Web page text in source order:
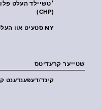
׳טשיילד העלט
(CHP)
NY סטעיט אוו העלט
שטייער קרעדיטס
קינד/דעפענדענט